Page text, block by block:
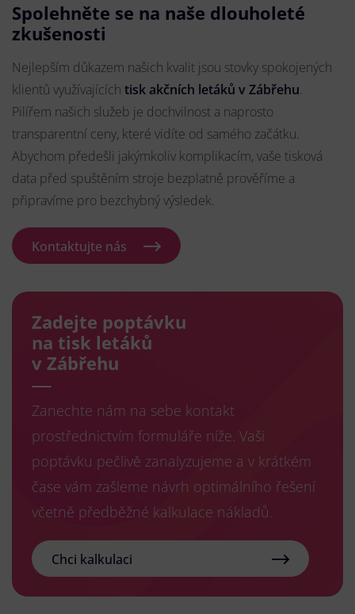
Spolehněte se na naše dlouholeté
zkušenosti
Nejlepším důkazem našich kvalit jsou stovky spokojených
klientů využívajících tisk akčních letáků v Zábřehu.
Pilířem našich služeb je dochvilnost a naprosto
transparentní ceny, které vidíte od samého začátku.
Abychom předešli jakýmkoliv komplikacím, vaše tisková
data před spuštěním stroje bezplatně prověříme a
připravíme pro bezchybný výsledek.
Kontaktujte nás
Zadejte poptávku
na tisk letáků
v Zábřehu
Zanechte nám na sebe kontakt
prostřednictvím formuláře níže. Vaši
poptávku pečlivě zanalyzujeme a v krátkém
čase vám zašleme návrh optimálního řešení
včetně předběžné kalkulace nákladů.
Chci kalkulaci